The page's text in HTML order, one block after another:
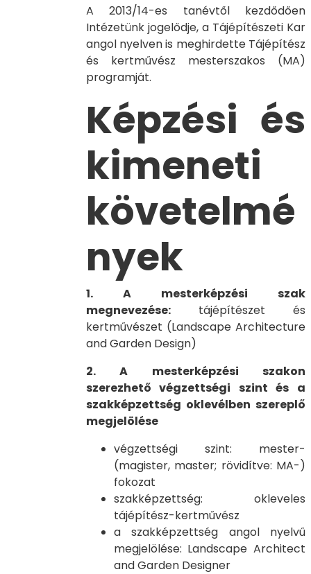
A 2013/14-es tanévtől kezdődően
Intézetünk jogelődje, a Tájépítészeti Kar
angol nyelven is meghirdette Tájépítész
és kertművész mesterszakos (MA)
programját.
Képzési és
kimeneti
követelmé
nyek
1. A mesterképzési szak
megnevezése:tájépítészet és
kertművészet (Landscape Architecture
and Garden Design)
2. A mesterképzési szakon
szerezhető végzettségi szint és a
szakképzettség oklevélben szereplő
megjelölése
végzettségi szint: mester-
(magister, master; rövidítve: MA-)
fokozat
szakképzettség: okleveles
tájépítész-kertművész
a szakképzettség angol nyelvű
megjelölése: Landscape Architect
and Garden Designer